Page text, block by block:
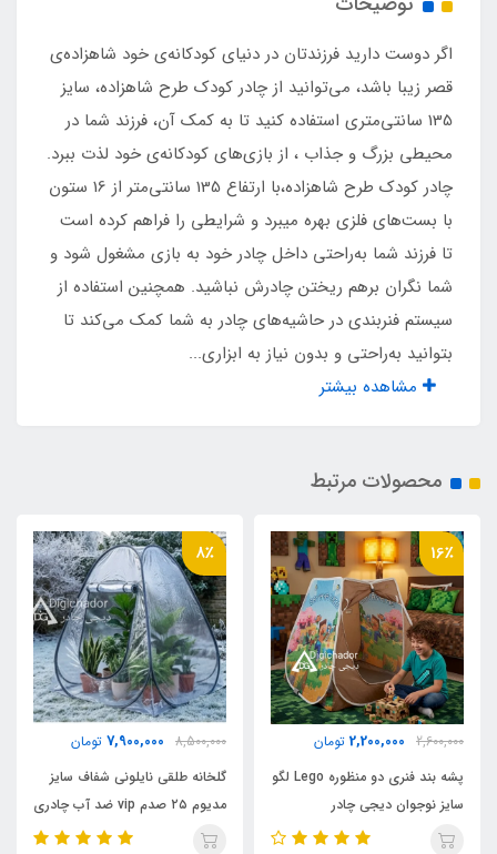
ترکیب عصایی فنری
مناسب برای بازی تا سن
8 سال
وزن چادر
اقلام همراه
کشور تولید کننده
چین
اگر دوست دارید فرزندتان در دنیای کودکانه‌ی خود شاهزاده‌ی
قصر زیبا باشد، می‌توانید از چادر کودک طرح شاهزاده، سایز
135 سانتی‌متری استفاده کنید تا به کمک آن، فرزند شما در
محیطی بزرگ و جذاب ، از بازی‌های کودکانه‌ی خود لذت ببرد.
چادر کودک طرح شاهزاده،با ارتفاع 135 سانتی‌متر از 16 ستون
با بست‌های فلزی بهره میبرد و شرایطی را فراهم کرده است
تا فرزند شما به‌راحتی داخل چادر خود به بازی مشغول شود و
شما نگران بر‌هم ریختن چادرش نباشید. همچنین استفاده از
سیستم فنربندی در حاشیه‌های چادر به شما کمک می‌کند تا
بتوانید به‌راحتی و بدون نیاز به ابزاری...
مشاهده بیشتر
محصولات مرتبط
16٪
2,600,000
2,200,000 تومان
پشه بند فنری دو منظوره Lego لگو
سایز نوجوان دیجی چادر
8٪
8,500,000
7,900,000 تومان
گلخانه طلقی نایلونی شفاف سایز
مدیوم ۲۵ صدم vip ضد آب چادری
فنری بدون کف دیجی چادر